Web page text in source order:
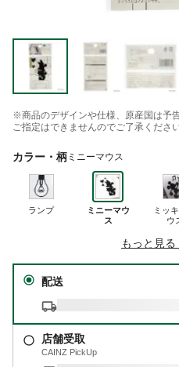
※商品のデザインや仕様、原産国は予
ご指定はできませんのでご了承ください
カラー・柄 ミニーマウス
ランプ
ミニーマウ
ス
ミッ
ウ
もっと見る
配送
店舗受取
CAINZ PickUp